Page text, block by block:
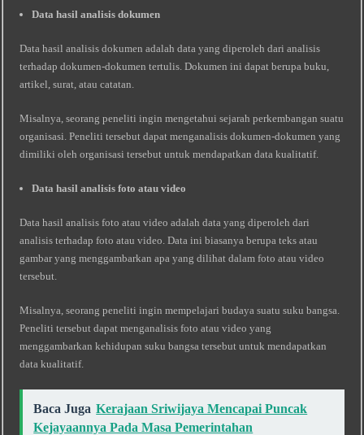
Data hasil analisis dokumen
Data hasil analisis dokumen adalah data yang diperoleh dari analisis
terhadap dokumen-dokumen tertulis. Dokumen ini dapat berupa buku,
artikel, surat, atau catatan.
Misalnya, seorang peneliti ingin mengetahui sejarah perkembangan suatu
organisasi. Peneliti tersebut dapat menganalisis dokumen-dokumen yang
dimiliki oleh organisasi tersebut untuk mendapatkan data kualitatif.
Data hasil analisis foto atau video
Data hasil analisis foto atau video adalah data yang diperoleh dari
analisis terhadap foto atau video. Data ini biasanya berupa teks atau
gambar yang menggambarkan apa yang dilihat dalam foto atau video
tersebut.
Misalnya, seorang peneliti ingin mempelajari budaya suatu suku bangsa.
Peneliti tersebut dapat menganalisis foto atau video yang
menggambarkan kehidupan suku bangsa tersebut untuk mendapatkan
data kualitatif.
Baca Juga Kerajaan Sriwijaya Mencapai Puncak
Kejayaannya Pada Masa Pemerintahan